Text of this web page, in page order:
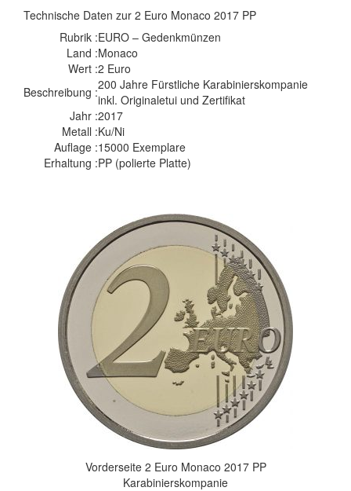
Technische Daten zur 2 Euro Monaco 2017 PP
Rubrik :EURO – Gedenkmünzen
Land :Monaco
Wert :2 Euro
Beschreibung :200 Jahre Fürstliche Karabinierskompanie
inkl. Originaletui und Zertifikat
Jahr :2017
Metall :Ku/Ni
Auflage :15000 Exemplare
Erhaltung :PP (polierte Platte)
Vorderseite 2 Euro Monaco 2017 PP
Karabinierskompanie